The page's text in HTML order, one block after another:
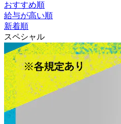
おすすめ順
給与が高い順
新着順
スペシャル